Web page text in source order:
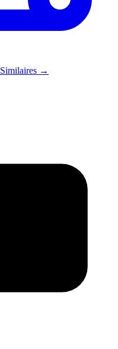
Similaires →